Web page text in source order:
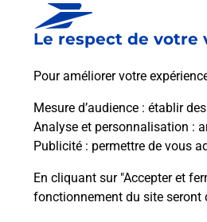
Le respect de
Pour améliorer votre
Mesure d’audience : établir
Analyse et personnalisation :
Publicité : permettre de vous
En cliquant sur "Accepter et
fonctionnement du site
Boîte aux
Prochaine collecte du
34160 Campagne
Itinéraire